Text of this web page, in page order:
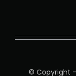
© Copyright -